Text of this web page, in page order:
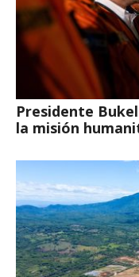
Presidente
la misión